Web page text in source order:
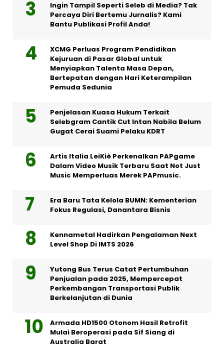
Ingin Tampil Seperti Seleb di Media? Tak
Percaya Diri Bertemu Jurnalis? Kami
Bantu Publikasi Profil Anda!
XCMG Perluas Program Pendidikan
Kejuruan di Pasar Global untuk
Menyiapkan Talenta Masa Depan,
Bertepatan dengan Hari Keterampilan
Pemuda Sedunia
Penjelasan Kuasa Hukum Terkait
Selebgram Cantik Cut Intan Nabila Belum
Gugat Cerai Suami Pelaku KDRT
Artis Italia LeiKiè Perkenalkan PAPgame
Dalam Video Musik Terbaru Saat Not Just
Music Memperluas Merek PAPmusic.
Era Baru Tata Kelola BUMN: Kementerian
Fokus Regulasi, Danantara Bisnis
Kennametal Hadirkan Pengalaman Next
Level Shop Di IMTS 2026
Yutong Bus Terus Catat Pertumbuhan
Penjualan pada 2025, Mempercepat
Perkembangan Transportasi Publik
Berkelanjutan di Dunia
Armada HD1500 Otonom Hasil Retrofit
Mulai Beroperasi pada Sif Siang di
Australia Barat